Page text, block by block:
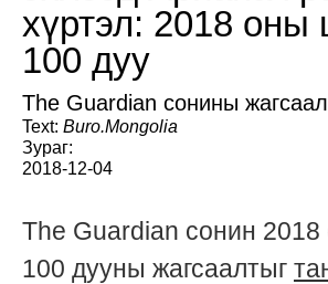
хүртэл: 2018 оны
100 дуу
The Guardian сонины
Text: Buro.Mongolia
Зураг:
2018-12-04
Тhe Guardian сонин
100 дууны жагсаалтыг